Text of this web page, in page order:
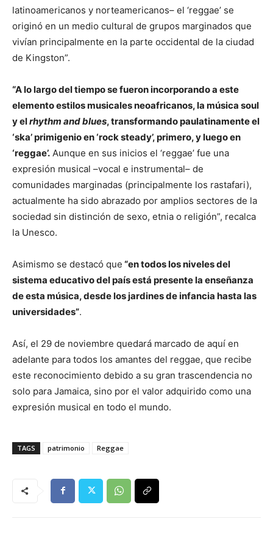
latinoamericanos y norteamericanos– el ‘reggae’ se
originó en un medio cultural de grupos marginados que
vivían principalmente en la parte occidental de la ciudad
de Kingston”.
“A lo largo del tiempo se fueron incorporando a este
elemento estilos musicales neoafricanos, la música soul
y elrhythm and blues, transformando paulatinamente el
‘ska’ primigenio en ‘rock steady’, primero, y luego en
‘reggae’. Aunque en sus inicios el ‘reggae’ fue una
expresión musical –vocal e instrumental– de
comunidades marginadas (principalmente los rastafari),
actualmente ha sido abrazado por amplios sectores de la
sociedad sin distinción de sexo, etnia o religión”, recalca
la Unesco.
Asimismo se destacó que “en todos los niveles del
sistema educativo del país está presente la enseñanza
de esta música, desde los jardines de infancia hasta las
universidades”.
Así, el 29 de noviembre quedará marcado de aquí en
adelante para todos los amantes del reggae, que recibe
este reconocimiento debido a su gran trascendencia no
solo para Jamaica, sino por el valor adquirido como una
expresión musical en todo el mundo.
TAGS patrimonio Reggae